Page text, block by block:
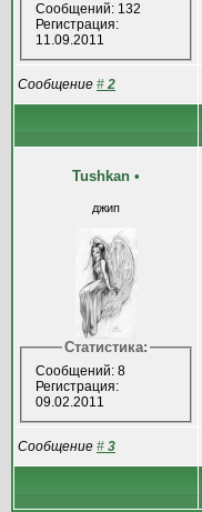
Сообщений: 132
Регистрация:
11.09.2011
Сообщение # 2
Tushkan •
джип
Статистика:
Сообщений: 8
Регистрация:
09.02.2011
Сообщение # 3